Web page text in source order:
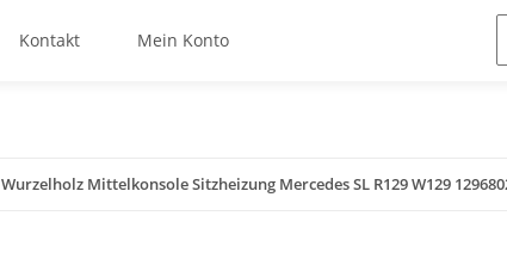
Kontakt Mein Konto
Wurzelholz Mittelkonsole Sitzheizung Mercedes SL R129 W129